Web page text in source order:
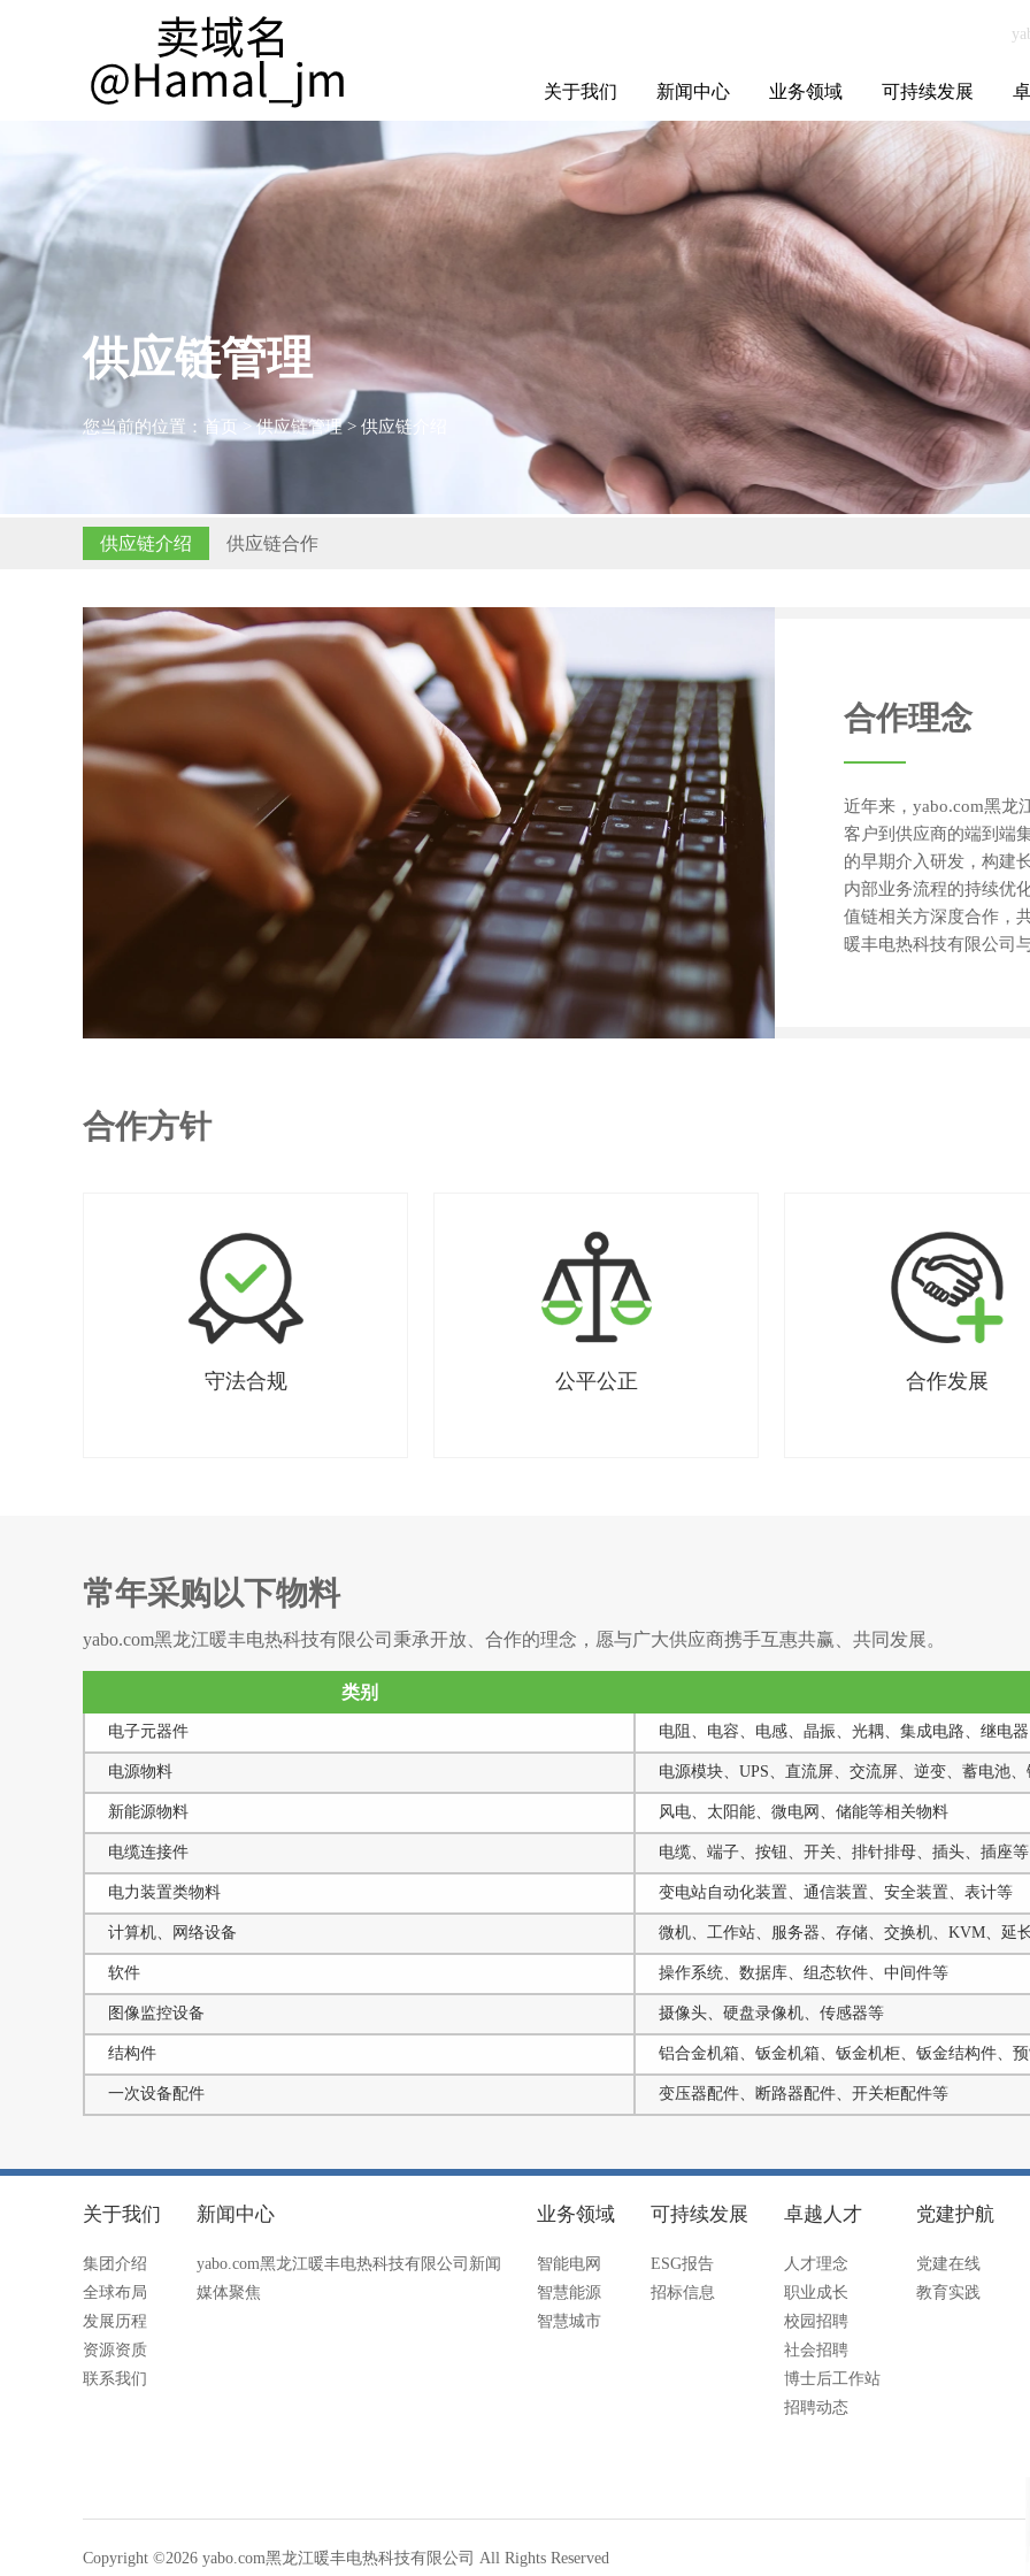
关于我们
集团介绍
全球布局
发展历程
资源资质
联系我们
新闻中心
yabo.com黑龙江
暖丰电热科技有
限公司新闻
媒体聚焦
业务领域
智能电网
智慧能源
智慧城市
可持续发展
ESG报告
招标信息 博
供应链管理
您当前的位置： 首页 >供应链管理> 供应链介绍
供应链介绍 供应链合作
合作理念
近年来，yabo.com黑龙
客户到供应商的端到端
的早期介入研发，构建
内部业务流程的持续优
值链相关方深度合作，
暖丰电热科技有限公司
合作方针
守法合规 公平公正 合作发展
常年采购以下物料
yabo.com黑龙江暖丰电热科技有限公司秉承开放、合作的理念，愿与广大供应商携手互惠共赢、共同发展。
类别
电子元器件 电阻、电容、电感、晶振、光耦、集成电路、继电
电源物料 电源模块、UPS、直流屏、交流屏、逆变、蓄电池
新能源物料 风电、太阳能、微电网、储能等相关物料
电缆连接件 电缆、端子、按钮、开关、排针排母、插头、插座等
电力装置类物料 变电站自动化装置、通信装置、安全装置、表计等
计算机、网络设备 微机、工作站、服务器、存储、交换机、KVM、延
软件 操作系统、数据库、组态软件、中间件等
图像监控设备 摄像头、硬盘录像机、传感器等
结构件 铝合金机箱、钣金机箱、钣金机柜、钣金结构件、
一次设备配件 变压器配件、断路器配件、开关柜配件等
关于我们
集团介绍
全球布局
发展历程
资源资质
联系我们
新闻中心
yabo.com黑龙江暖丰电热科技有限公司新闻
媒体聚焦
业务领域
智能电网
智慧能源
智慧城市
可持续发展
ESG报告
招标信息
卓越人才
人才理念
职业成长
校园招聘
社会招聘
博士后工作站
招聘动态
党建护航
党建在线
教育实践
Copyright ©2026 yabo.com黑龙江暖丰电热科技有限公司 All Rights Reserved